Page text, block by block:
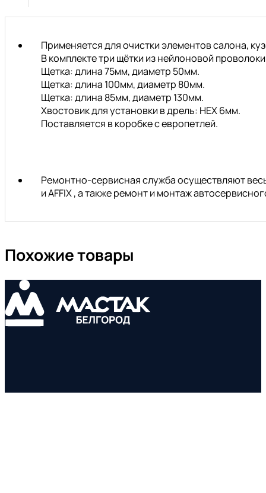
АвтоDело
Применяется для очистки элементов салона,
В комплекте три щётки из нейлоновой
Щетка: длина 75мм, диаметр 50мм.
Щетка: длина 100мм, диаметр 80мм.
Щетка: длина 85мм, диаметр 130мм.
Хвостовик для установки в дрель: НЕХ 6мм.
Поставляется в коробке с европетлей.
Ремонтно-сервисная служба осуществляют
и AFFIX , а также ремонт и монтаж
Похожие товары